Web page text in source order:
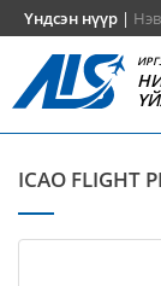
Үндсэн нүүр |
ICAO FLIGHT